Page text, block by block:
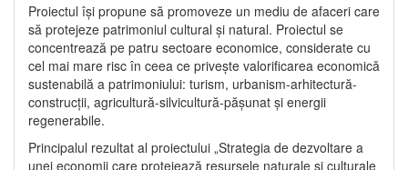
Proiectul își propune să promoveze un mediu de afaceri care
să protejeze patrimoniul cultural și natural. Proiectul se
concentrează pe patru sectoare economice, considerate cu
cel mai mare risc în ceea ce privește valorificarea economică
sustenabilă a patrimoniului: turism, urbanism-arhitectură-
construcții, agricultură-silvicultură-pășunat și energii
regenerabile.
Principalul rezultat al proiectului „Strategia de dezvoltare a
unei economii care protejează resursele naturale și culturale